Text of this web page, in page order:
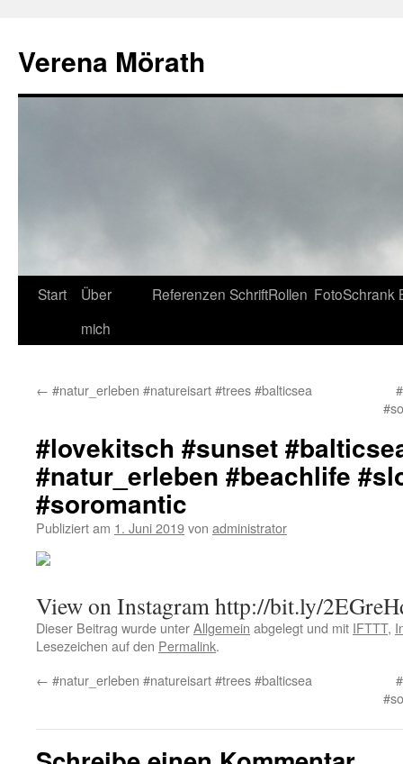
Verena Mörath
Zum
Start
Über
mich
Referenzen SchriftRollen FotoSchrank
← #natur_erleben #natureisart #trees #balticsea
#lovekitsch #sunset
#natur_erleben #beachlife
#soromantic
Publiziert am 1. Juni 2019von administrator
View on Instagram http://bit.ly/
Dieser Beitrag wurde unterAllgemein abgelegt und mit IFTTT,
Lesezeichen auf den Permalink.
← #natur_erleben #natureisart #trees #balticsea